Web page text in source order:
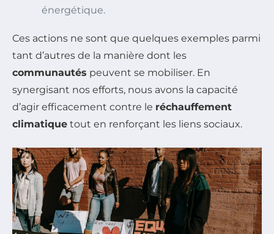
énergétique.
Ces actions ne sont que quelques exemples parmi
tant d’autres de la manière dont les
communautés peuvent se mobiliser. En
synergisant nos efforts, nous avons la capacité
d’agir efficacement contre le réchauffement
climatique tout en renforçant les liens sociaux.